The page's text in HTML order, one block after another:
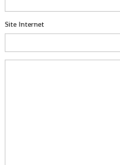
Site Internet